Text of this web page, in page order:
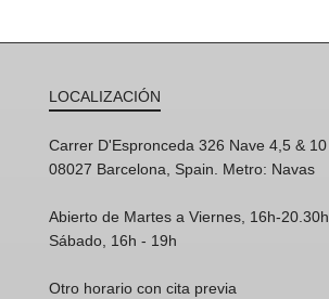
LOCALIZACIÓN
Carrer D'Espronceda 326 Nave 4,5 & 10
08027 Barcelona, Spain. Metro: Navas
Abierto de Martes a Viernes, 16h-20.30h
Sábado, 16h - 19h
Otro horario con cita previa